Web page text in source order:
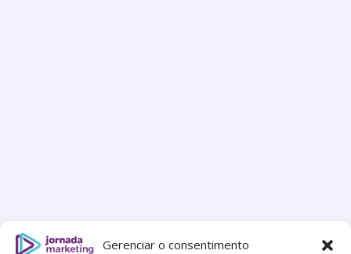
Gerenciar o consentimento